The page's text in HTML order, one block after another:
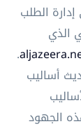
الطلب
الذي
.
أساليب
الجهود